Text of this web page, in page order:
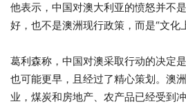
他表示，中国对澳大利亚的愤怒并不
好，也不是澳洲现行政策，而是“文化
葛利森称，中国对澳采取行动的决定
也可能更早，且经过了精心策划。澳
业，煤炭和房地产、农产品已经受到